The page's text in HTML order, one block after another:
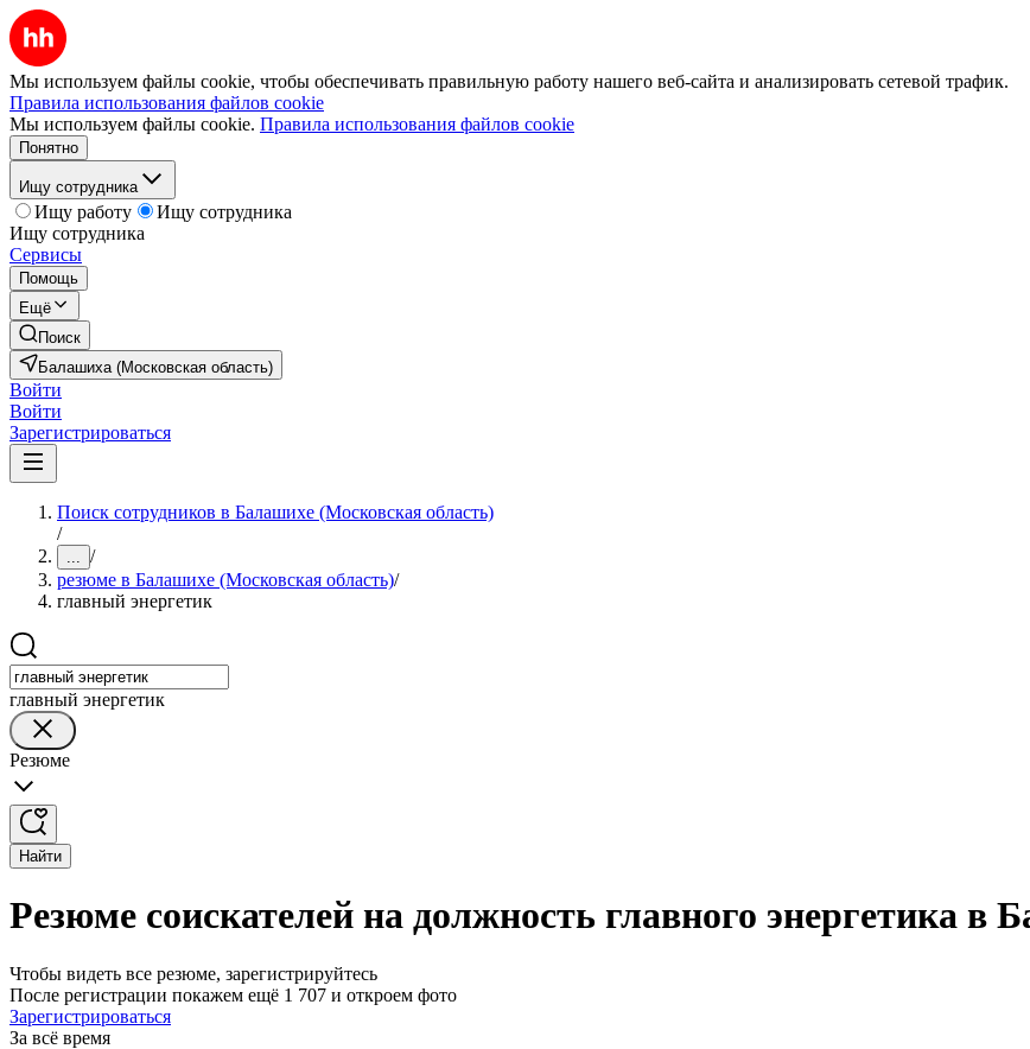
Мы используем файлы cookie, чтобы обеспечивать правильную работу нашего веб-сайта и анализировать сетевой трафик.
Правила использования файлов cookie
Мы используем файлы cookie. Правила использования файлов cookie
Понятно
Ищу сотрудника
Ищу работу
Ищу сотрудника
Ищу сотрудника
Сервисы
Помощь
Ещё
Поиск
Балашиха (Московская область)
Войти
Войти
Зарегистрироваться
Поиск сотрудников в Балашихе (Московская область)
/
... /
резюме в Балашихе (Московская область)/
главный энергетик
главный энергетик
Резюме
Найти
Резюме соискателей на должность главного энергетика в
Чтобы видеть все резюме, зарегистрируйтесь
После регистрации покажем ещё 1 707 и откроем фото
Зарегистрироваться
За всё время